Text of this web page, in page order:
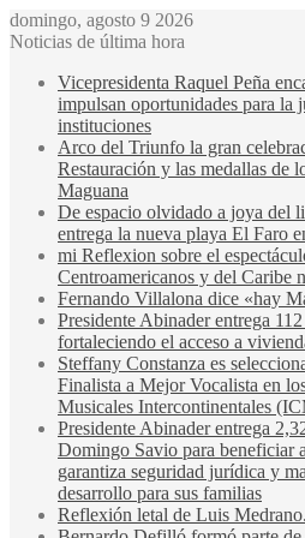
domingo, agosto 9 2026
Noticias de última hora
Vicepresidenta Raquel Peña
impulsan oportunidades para la
instituciones
Arco del Triunfo la gran
Restauración y las medallas de
Maguana
De espacio olvidado a joya del
entrega la nueva playa El Faro
mi Reflexion sobre el
Centroamericanos y del Caribe n
Fernando Villalona dice «hay
Presidente Abinader entrega
fortaleciendo el acceso a
Steffany Constanza es
Finalista a Mejor Vocalista en
Musicales Intercontinentales
Presidente Abinader entrega
Domingo Savio para beneficiar
garantiza seguridad jurídica y
desarrollo para sus familias
Reflexión letal de Luis Medrano.